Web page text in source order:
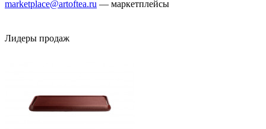
marketplace@artoftea.ru — маркетплейсы
Лидеры продаж